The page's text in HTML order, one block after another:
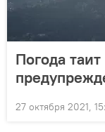
Погода
27 октября 2021,